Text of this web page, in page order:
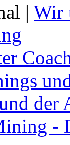
| Wir
-